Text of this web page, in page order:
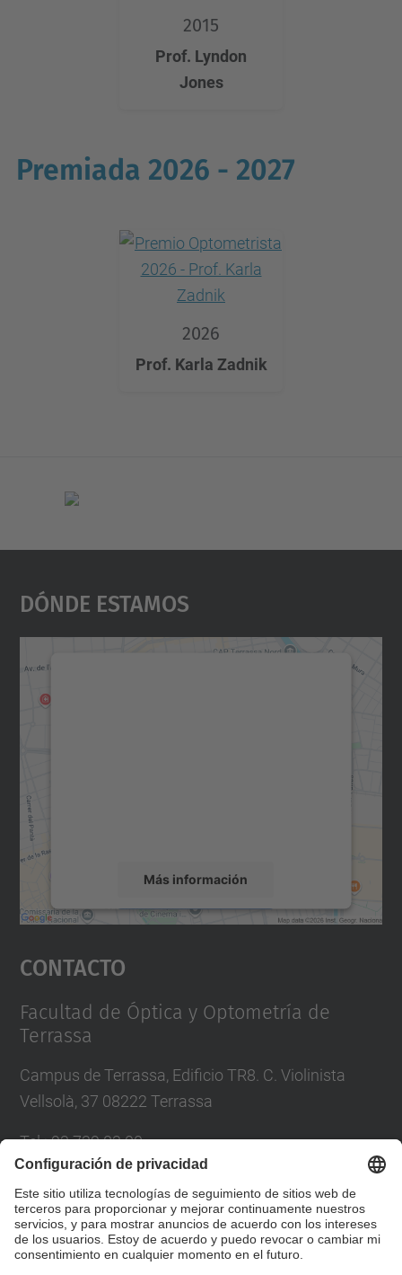
2015
Prof. Lyndon
Jones
Premiada 2026 - 2027
2026
Prof. Karla Zadnik
Dónde Estamos
Más información
Aceptar
powered by
Contacto
Facultad de Óptica y Optometría de
Terrassa
Campus de Terrassa, Edificio TR8. C. Violinista
Vellsolà, 37 08222 Terrassa
Tel.:93 739 83 00
Directorio UPC
Formulario de contacto